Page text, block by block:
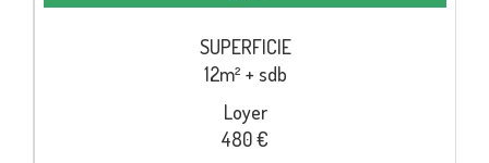
12m² + sdb
480 €